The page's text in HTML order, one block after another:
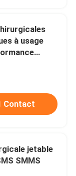
à usage
procédures
Contact
jetable
SMMS